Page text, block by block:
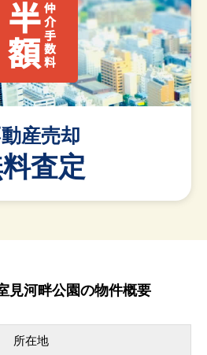
仲介手数料
半額
産売却
査定
見河畔公園の物件概要
所在地